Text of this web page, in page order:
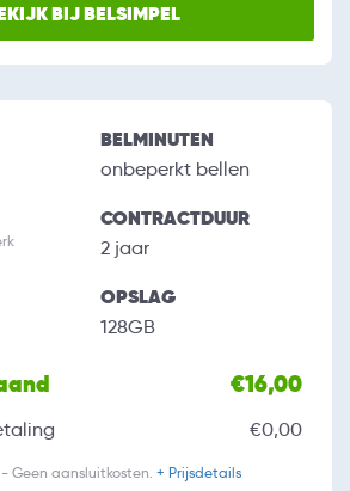
BIJ BELSIMPEL
BELMINUTEN
onbeperkt bellen
CONTRACTDUUR
2 jaar
OPSLAG
128GB
€16,00
€0,00
Geen aansluitkosten. + Prijsdetails